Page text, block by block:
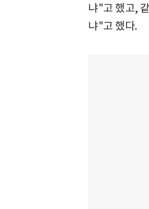
냐"고 했고,
냐"고 했다.